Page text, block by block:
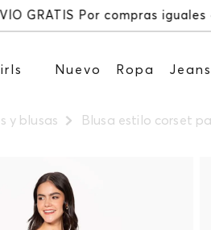
Nuevo Ropa
y blusas Blusa estilo corset